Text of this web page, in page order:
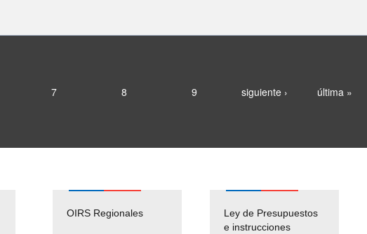
7 8 9 siguiente › última »
OIRS Regionales
Ley de Presupuestos
e instrucciones